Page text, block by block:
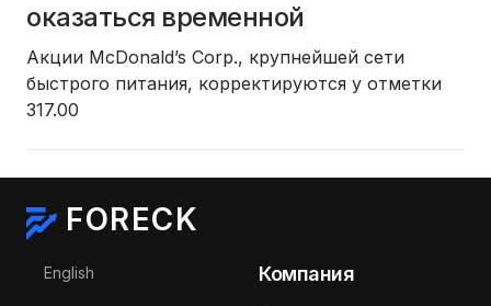
оказаться временной
Акции McDonald’s Corp., крупнейшей сети
быстрого питания, корректируются у отметки
317.00
FORECK
Выберите язык
English Компания